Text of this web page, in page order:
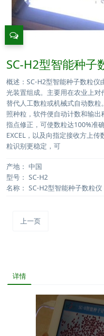
SC-H2型智能种子
概述：SC-H2型智能种子数粒
光装置组成。主要用在农业上
替代人工数粒或机械式自动数
照种粒，软件便自动计数和输
指点修正，可使数粒达100%准
EXCEL，以及向指定接收方上
粒识别更稳定，可
产地： 中国
型号： SC-H2
名称： SC-H2型智能种子数粒仪
上一页
详情